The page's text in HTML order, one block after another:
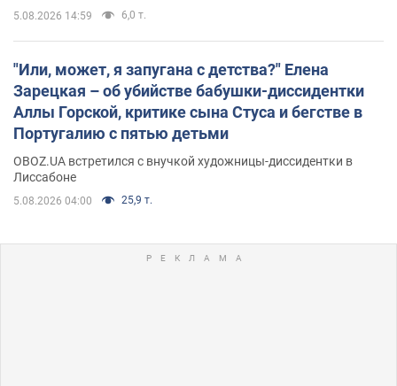
5.08.2026 14:59 6,0 т.
"Или, может, я запугана с детства?" Елена
Зарецкая – об убийстве бабушки-диссидентки
Аллы Горской, критике сына Стуса и бегстве в
Португалию с пятью детьми
OBOZ.UA встретился с внучкой художницы-диссидентки в
Лиссабоне
5.08.2026 04:00 25,9 т.